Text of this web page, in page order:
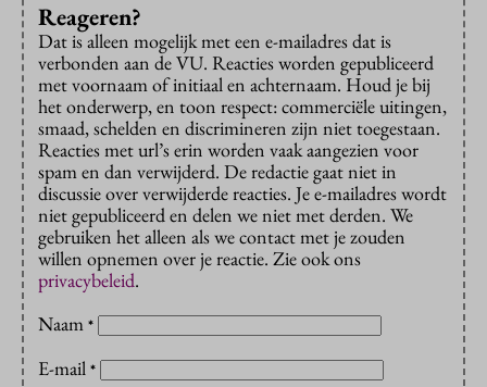
Reageren?
Dat is alleen mogelijk met een e-mailadres dat is
verbonden aan de VU. Reacties worden gepubliceerd
met voornaam of initiaal en achternaam. Houd je bij
het onderwerp, en toon respect: commerciële uitingen,
smaad, schelden en discrimineren zijn niet toegestaan.
Reacties met url’s erin worden vaak aangezien voor
spam en dan verwijderd. De redactie gaat niet in
discussie over verwijderde reacties. Je e-mailadres wordt
niet gepubliceerd en delen we niet met derden. We
gebruiken het alleen als we contact met je zouden
willen opnemen over je reactie. Zie ook ons
privacybeleid.
Naam *
E-mail *